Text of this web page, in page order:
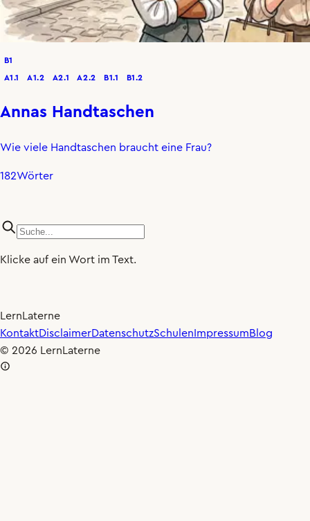
B1
A1.1 A1.2 A2.1 A2.2 B1.1 B1.2
Annas Handtaschen
Wie viele Handtaschen braucht eine Frau?
182Wörter
Klicke auf ein Wort im Text.
×0.80 🐢
LernLaterne
KontaktDisclaimerDatenschutzSchulen ImpressumBlog
© 2026 LernLaterne